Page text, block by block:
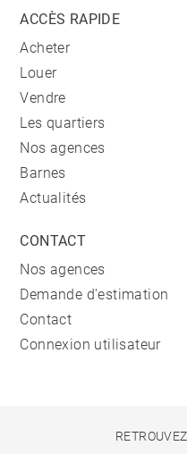
ACCÈS RAPIDE
Acheter
Louer
Vendre
Les quartiers
Nos agences
Barnes
Actualités
CONTACT
Nos agences
Demande d'estimation
Contact
Connexion utilisateur